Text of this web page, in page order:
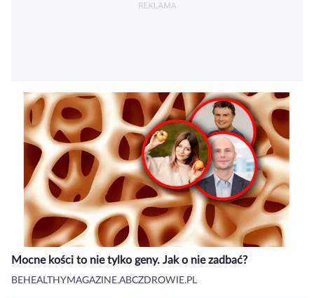
Mocne kości to nie tylko geny. Jak o nie zadbać?
BEHEALTHYMAGAZINE.ABCZDROWIE.PL